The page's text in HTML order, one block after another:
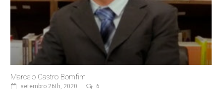
Marcelo Castro Bomfim
setembro 26th, 2020 6